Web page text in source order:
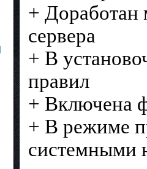
+ Доработан
сервера
+ В
правил
+ Включена
+ В режиме
системными